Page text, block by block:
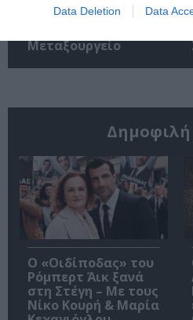
Data Deletion Data
Παρουσίαση του
Μεταξουργείο
O «Οιδίποδας» του
Ρόμπερτ Άικ ξανά
στη Στέγη – Με τους
Νίκο Κουρή & Μαρία